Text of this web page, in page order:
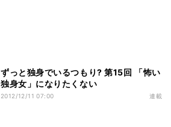
ずっと独身でいるつもり? 第15回 「怖い
独身女」になりたくない
2012/12/11 07:00 連載